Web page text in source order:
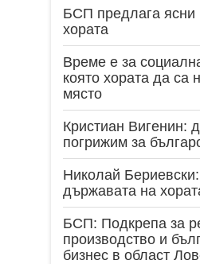
БСП предлага ясни
хората
Време е за
която хората да са
място
Кристиан Вигенин:
погрижим за
Николай
държавата на
БСП: Подкрепа за
производство и
бизнес в област